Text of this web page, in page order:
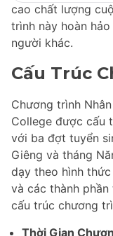
cao chất lượng
trình này hoàn
người khác.
Cấu Trúc
Chương trình
College được cấu
với ba đợt tuyển
Giêng và tháng
dạy theo hình
và các thành
cấu trúc chương
Thời Gian